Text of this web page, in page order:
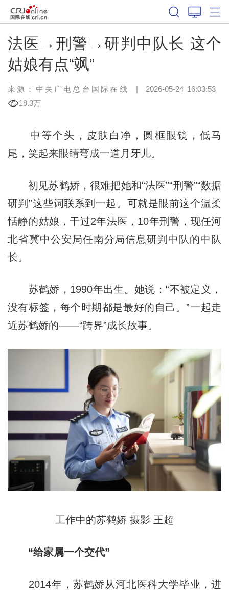
法医→刑警→研判中队长 这个
姑娘有点“飒”
来源：中央广电总台国际在线 | 2026-05-24 16:03:53
19.3万
中等个头，皮肤白净，圆框眼镜，低马
尾，笑起来眼睛弯成一道月牙儿。
初见苏鹤娇，很难把她和“法医”“刑警”“数据
研判”这些词联系到一起。可就是眼前这个温柔
恬静的姑娘，干过2年法医，10年刑警，现任河
北省冀中公安局任南分局信息研判中队的中队
长。
苏鹤娇，1990年出生。她说：“不被定义，
没有标签，每个时期都是最好的自己。”一起走
近苏鹤娇的——“跨界”成长故事。
工作中的苏鹤娇 摄影 王超
“给家属一个交代”
2014年，苏鹤娇从河北医科大学毕业，进